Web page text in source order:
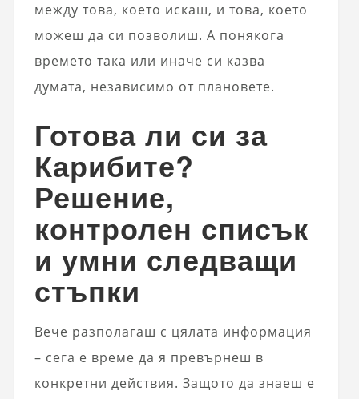
между това, което искаш, и това, което
можеш да си позволиш. А понякога
времето така или иначе си казва
думата, независимо от плановете.
Готова ли си за
Карибите?
Решение,
контролен списък
и умни следващи
стъпки
Вече разполагаш с цялата информация
– сега е време да я превърнеш в
конкретни действия. Защото да знаеш е